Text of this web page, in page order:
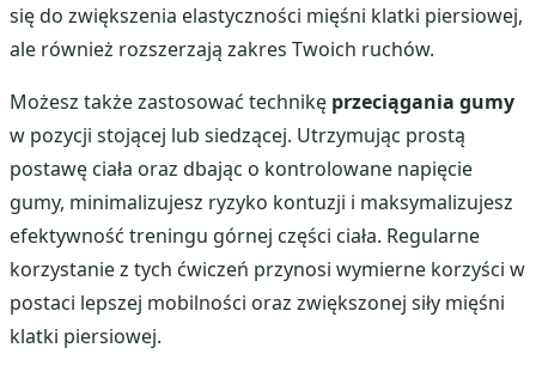
się do zwiększenia elastyczności mięśni klatki piersiowej,
ale również rozszerzają zakres Twoich ruchów.
Możesz także zastosować technikę przeciągania gumy
w pozycji stojącej lub siedzącej. Utrzymując prostą
postawę ciała oraz dbając o kontrolowane napięcie
gumy, minimalizujesz ryzyko kontuzji i maksymalizujesz
efektywność treningu górnej części ciała. Regularne
korzystanie z tych ćwiczeń przynosi wymierne korzyści w
postaci lepszej mobilności oraz zwiększonej siły mięśni
klatki piersiowej.